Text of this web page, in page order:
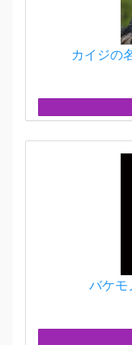
カイジの
バケモ